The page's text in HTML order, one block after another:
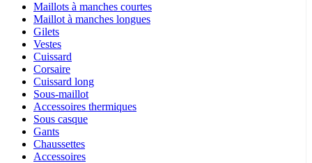
Maillots à manches courtes
Maillot à manches longues
Gilets
Vestes
Cuissard
Corsaire
Cuissard long
Sous-maillot
Accessoires thermiques
Sous casque
Gants
Chaussettes
Accessoires